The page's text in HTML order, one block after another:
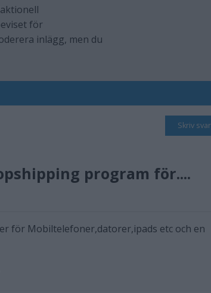
för
inlägg, men du
Skriv svar
program för....
för Mobiltelefoner,datorer,ipads etc och en